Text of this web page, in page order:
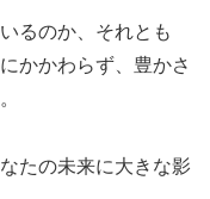
るのか、それとも
かかわらず、豊かさ
たの未来に大きな影